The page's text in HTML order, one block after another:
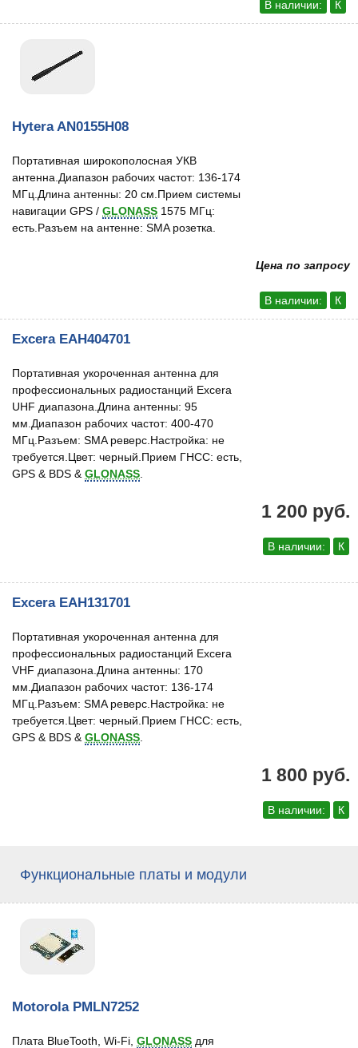
В наличии: К
Hytera AN0155H08
Портативная широкополосная УКВ
антенна.Диапазон рабочих частот: 136-174
МГц.Длина антенны: 20 см.Прием системы
навигации GPS / GLONASS 1575 МГц:
есть.Разъем на антенне: SMA розетка.
Цена по запросу
В наличии: К
Excera EAH404701
Портативная укороченная антенна для
профессиональных радиостанций Excera
UHF диапазона.Длина антенны: 95
мм.Диапазон рабочих частот: 400-470
МГц.Разъем: SMA реверс.Настройка: не
требуется.Цвет: черный.Прием ГНСС: есть,
GPS & BDS & GLONASS
1 200 руб.
В наличии: К
Excera EAH131701
Портативная укороченная антенна для
профессиональных радиостанций Excera
VHF диапазона.Длина антенны: 170
мм.Диапазон рабочих частот: 136-174
МГц.Разъем: SMA реверс.Настройка: не
требуется.Цвет: черный.Прием ГНСС: есть,
GPS & BDS & GLONASS
1 800 руб.
В наличии: К
Функциональные платы и модули
Motorola PMLN7252
Плата BlueTooth, Wi-Fi, GLONASS для